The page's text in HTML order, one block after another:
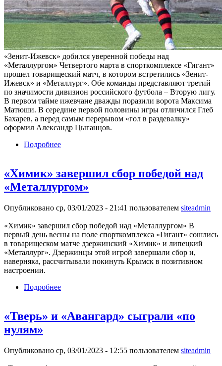
«Зенит-Ижевск» добился уверенной победы над
«Металлургом» Четвертого марта в спорткомплексе «Гигант»
прошел товарищеский матч, в котором встретились «Зенит-
Ижевск» и «Металлург». Обе команды представляют третий
по значимости дивизион российского футбола – Вторую лигу.
В первом тайме ижевчане дважды поразили ворота Максима
Матюши. В середине первой половины игры отличился Глеб
Бахарев, а перед самым перерывом «гол в раздевалку»
оформил Александр Цыганцов.
Подробнее
«Химик» завершил сбор победой над
«Металлургом»
Опубликовано ср, 03/01/2023 - 21:41 пользователем siteadmin
«Химик» завершил сбор победой над «Металлургом» В
первый день весны на поле спорткомплекса «Гигант» сошлись
в товарищеском матче дзержинский «Химик» и липецкий
«Металлург». Дзержинцы этой игрой завершали сбор и,
наверняка, рассчитывали покинуть Крымск в позитивном
настроении.
Подробнее
«Тверь» и «Авангард» сыграли «по
нулям»
Опубликовано ср, 03/01/2023 - 12:55 пользователем siteadmin